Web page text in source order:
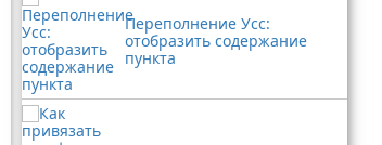
Переполнение Усс:
отобразить содержание
пункта